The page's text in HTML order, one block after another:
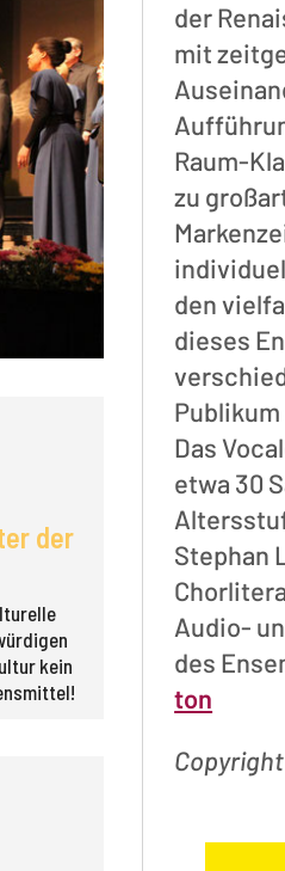
der
kein
der
mit
Raum-
zu
den
dieses
Das
etwa 30
Stephan
Audio-
des
ton